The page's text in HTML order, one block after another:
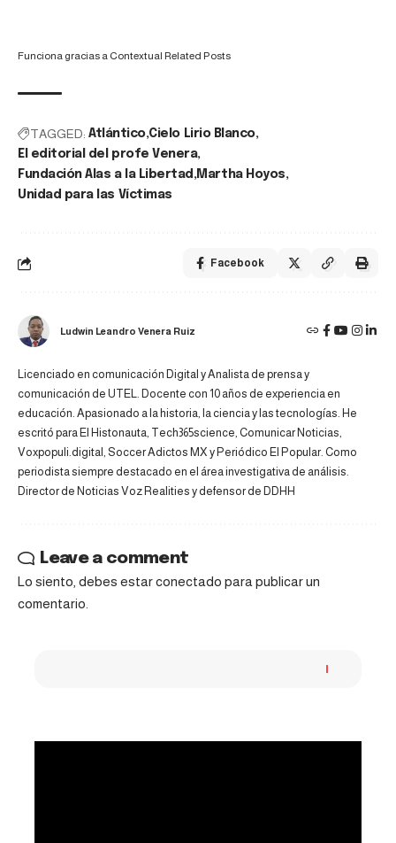
Funciona gracias a Contextual Related Posts
TAGGED: Atlántico Cielo Lirio Blanco
El editorial del profe Venera
Fundación Alas a la Libertad Martha Hoyos
Unidad para las Víctimas
Facebook
Ludwin Leandro Venera Ruiz
Licenciado en comunicación Digital y Analista de prensa y
comunicación de UTEL. Docente con 10 años de experiencia en
educación. Apasionado a la historia, la ciencia y las tecnologías. He
escritó para El Histonauta, Tech365science, Comunicar Noticias,
Voxpopuli.digital, Soccer Adictos MX y Periódico El Popular. Como
periodista siempre destacado en el área investigativa de análisis.
Director de Noticias Voz Realities y defensor de DDHH
Leave a comment
Lo siento, debes estarconectado para publicar un
comentario.